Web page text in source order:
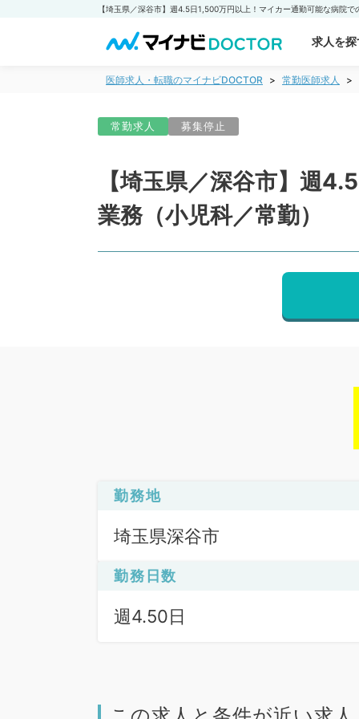
求人を探
医師求人・転職のマイナビDOCTOR 常勤医師求人
常勤求人 募集停止
【埼玉県／深谷市】週
業務（小児科／常勤）
勤務地
埼玉県深谷市
勤務日数
週4.50日